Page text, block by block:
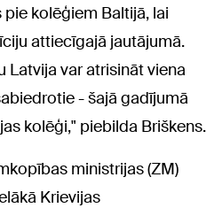
kolēģiem Baltijā, lai
attiecīgajā jautājumā.
Latvija var atrisināt viena
- šajā gadījumā
kolēģi," piebilda Briškens.
ministrijas (ZM)
Krievijas